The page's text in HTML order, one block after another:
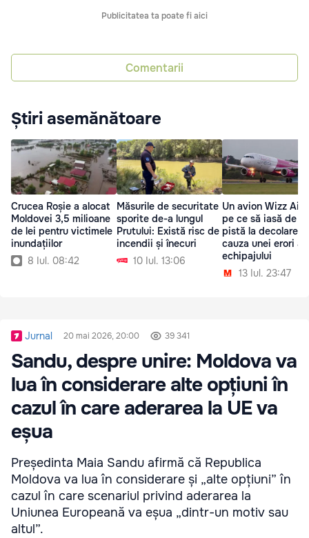
Publicitatea ta poate fi aici
Comentarii
Știri asemănătoare
Crucea Roșie a alocat
Moldovei 3,5 milioane
de lei pentru victimele
inundațiilor
8 Iul. 08:42
Măsurile de securitate
sporite de-a lungul
Prutului: Există risc de
incendii și înecuri
10 Iul. 13:06
Un avion Wizz Air,
pe ce să iasă de
pistă la decolare
cauza unei erori a
echipajului
13 Iul. 23:47
Jurnal 20 mai 2026, 20:00 39 341
Sandu, despre unire: Moldova va
lua în considerare alte opțiuni în
cazul în care aderarea la UE va
eșua
Președinta Maia Sandu afirmă că Republica
Moldova va lua în considerare și „alte opțiuni” în
cazul în care scenariul privind aderarea la
Uniunea Europeană va eșua „dintr-un motiv sau
altul”.